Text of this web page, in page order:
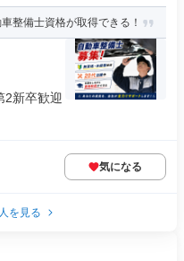
整備士資格が取得できる！
2新卒歓迎
気になる
を見る